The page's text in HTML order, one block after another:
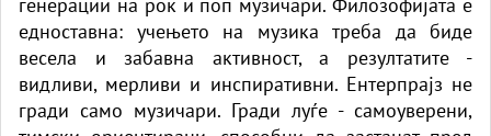
едноставна: учењето на музика треба да биде
весела и забавна активност, а резултатите -
видливи, мерливи и инспиративни. Ентерпрајз не
гради само музичари. Гради луѓе - самоуверени,